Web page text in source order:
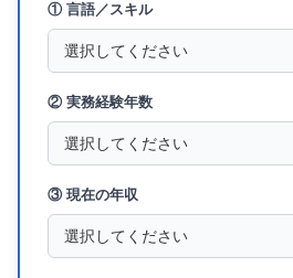
① 言語／スキル
② 実務経験年数
③ 現在の年収